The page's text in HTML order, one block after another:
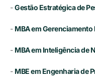
-Gestão Estratégica de
- MBA em Gerenciamento
- MBA em Inteligência de
- MBE em Engenharia de